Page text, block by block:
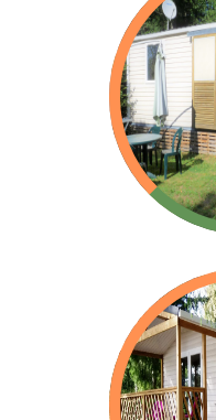
Mobil-
Mobil-